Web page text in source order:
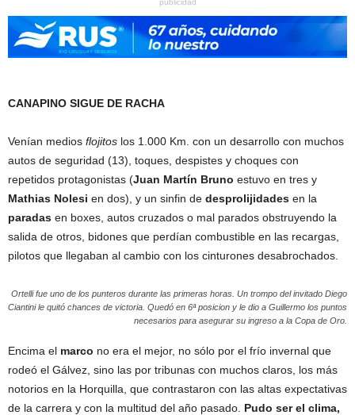
publicidad
CANAPINO SIGUE DE RACHA
Venían medios flojitos los 1.000 Km. con un desarrollo con muchos
autos de seguridad (13), toques, despistes y choques con
repetidos protagonistas (Juan Martín Bruno estuvo en tres y
Mathias Nolesi en dos), y un sinfin de desprolijidades en la
paradas en boxes, autos cruzados o mal parados obstruyendo la
salida de otros, bidones que perdían combustible en las recargas,
pilotos que llegaban al cambio con los cinturones desabrochados.
Ortelli fue uno de los punteros durante las primeras horas. Un trompo del invitado Diego
Ciantini le quitó chances de victoria. Quedó en 6ª posicion y le dio a Guillermo los puntos
necesarios para asegurar su ingreso a la Copa de Oro.
Encima el marco no era el mejor, no sólo por el frío invernal que
rodeó el Gálvez, sino las por tribunas con muchos claros, los más
notorios en la Horquilla, que contrastaron con las altas expectativas
de la carrera y con la multitud del año pasado. Pudo ser el clima,